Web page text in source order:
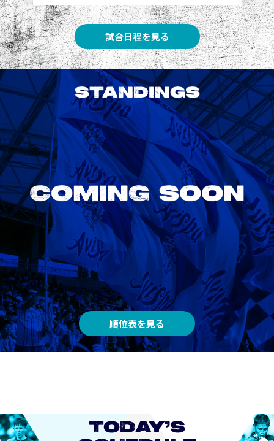
試合日程を見る
STANDINGS
順位表を見る
TODAY’S